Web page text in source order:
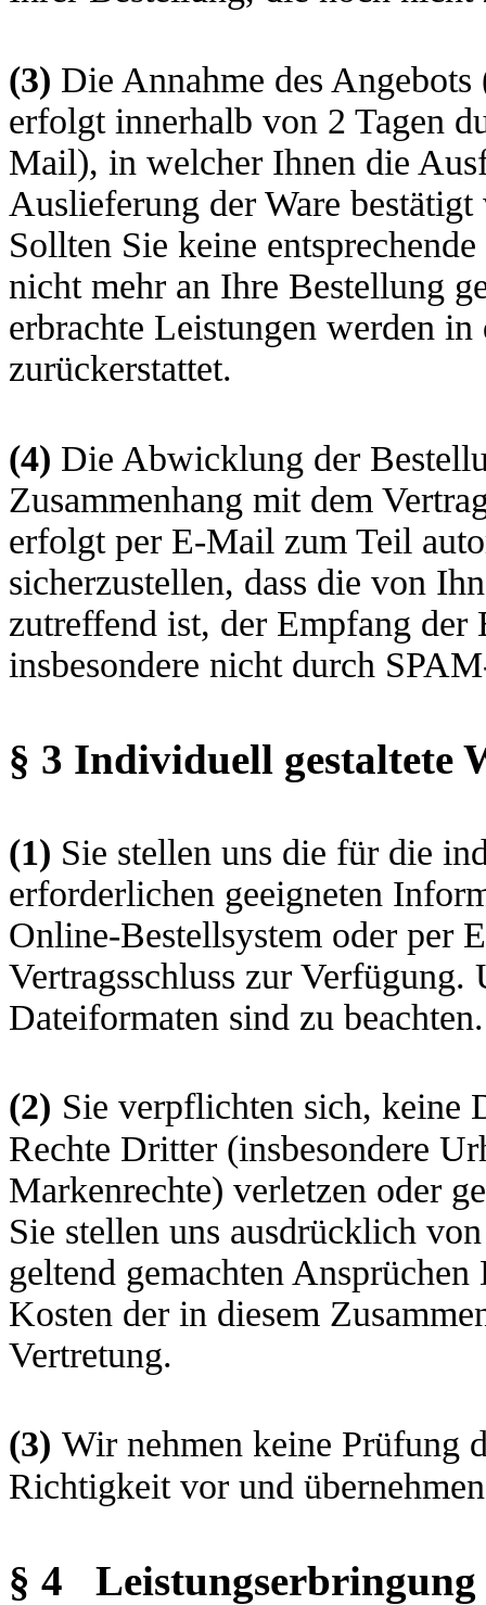
(3) Die Annahme des
erfolgt innerhalb von 2 Tagen
Mail), in welcher Ihnen die
Auslieferung der Ware
Sollten Sie keine
nicht mehr an Ihre Bestellung
erbrachte Leistungen werden
zurückerstattet.
(4) Die Abwicklung der
Zusammenhang mit dem
erfolgt per E-Mail zum Teil
sicherzustellen, dass die von
zutreffend ist, der Empfang der
insbesondere nicht durch
§ 3 Individuell gestaltete
(1) Sie stellen uns die für die
erforderlichen geeigneten
Online-Bestellsystem oder per
Vertragsschluss zur Verfügung.
Dateiformaten sind zu beachten.
(2) Sie verpflichten sich, keine
Rechte Dritter (insbesondere
Markenrechte) verletzen oder
Sie stellen uns ausdrücklich
geltend gemachten
Kosten der in diesem
Vertretung.
(3) Wir nehmen keine Prüfung
Richtigkeit vor und
§ 4
Leistungserbringung